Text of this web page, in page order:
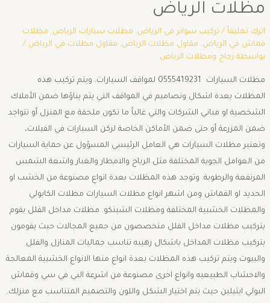
مظلات الرياض
اترك تعليقاً / تركيب سواتر في الرياض, مظلات سيارات الرياض, مظلات
قماش في الرياض, مقاول مظلات الرياض, مقاول مظلات في الرياض /
بواسطة زجاج ومظلات الرياض
مظلات السيارات 0555419231 لمواقف السيارات. ويتم تركيب هذه
المظلات بعدة اشكال وتصاميم في المواقف التي يتم بناؤها ضمن الأملاك
الشخصية او مباني الشركات والتي غالباً ما تكون ملحقة مع المنزل أو تتواجد
ضمن المزرعة أو حتى ضمن الأماكن الخاصة لركن السيارات في الفيلات،
وتعتبر مظلات السيارات هي العامل الرئيسي المسؤول عن حماية السيارات
من العوامل الجوية المختلفة مثل الرياح والامطار والغبار واشعة الشمس
المرتفعة والرطوبة. وتوجد هذه المظلات بعدة انواع مصنوعة من الخشب او
الحديد او القماش ومن اشهر انواع مظلات السيارات مظلات الكابولي
والمظلات الخشبية المختلفة ومظلات الشينكو. مظلات مداخل الفلل يقوم
بتركيب مظلات مداخل الفلل متخصصون من جميع المجالات حيث يقومون
بتركيب مظلات المداخل باشكال رهيبه تناسب جماليات المنازل والفلل
والبيوت ويتم تركيب هذه المظلات بعدة انواع منها الانواع الخشبية المعالجة
والاخشاب الطبيعيه وانواع اخرى مصنوعة من اشرعة البي في سي وقماش
البولي ايثيلين حيث يتم اختيار الشكل واللون والتصميم المتناسب مع منزلك.